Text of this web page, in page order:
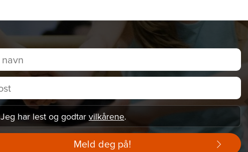
Jeg har lest og godtar vilkårene.
Meld deg på!